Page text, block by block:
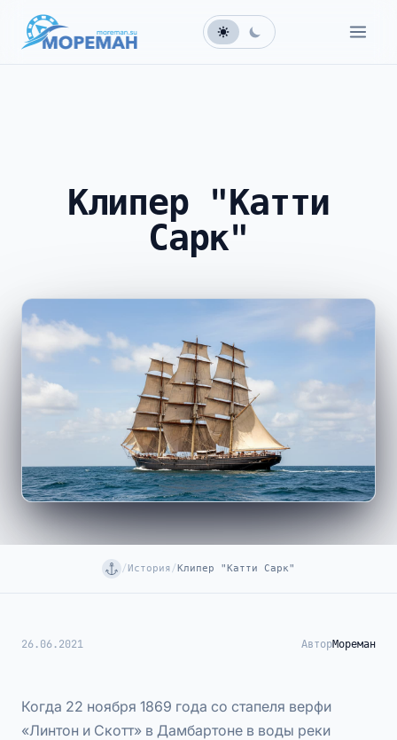
Клипер "Катти
Сарк"
/История/Клипер "Катти Сарк"
26.06.2021 АвторМореман
Когда 22 ноября 1869 года со стапеля верфи
«Линтон и Скотт» в Дамбартоне в воды реки